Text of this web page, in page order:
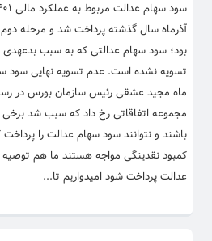
بود؛ سود سهام عدالتی که به سبب
ماه مجید عشقی رئیس سازمان بورس در
مجموعه اتفاقاتی رخ داد که سبب شد
باشند و نتوانند سود سهام عدالت را پرداخت
کمبود نقدینگی مواجه هستند ما هم توصیه
عدالت پرداخت شود امیدواریم تا...